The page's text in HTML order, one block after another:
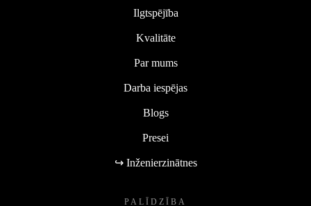
Ilgtspējība
Kvalitāte
Par mums
Darba iespējas
Blogs
Presei
↪ Inženierzinātnes
PALĪDZĪBA